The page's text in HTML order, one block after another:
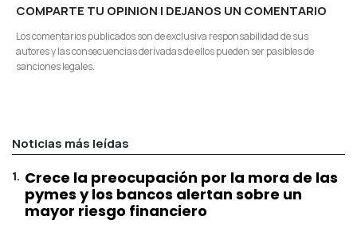
COMPARTE TU OPINION | DEJANOS UN COMENTARIO
Los comentarios publicados son de exclusiva responsabilidad de sus
autores y las consecuencias derivadas de ellos pueden ser pasibles de
sanciones legales.
Noticias más leídas
1. Crece la preocupación por la mora de las
pymes y los bancos alertan sobre un
mayor riesgo financiero